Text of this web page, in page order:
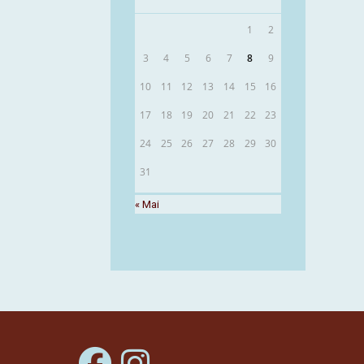
1 2
3 4 5 6 7 8 9
10 11 12 13 14 15 16
17 18 19 20 21 22 23
24 25 26 27 28 29 30
31
« Mai